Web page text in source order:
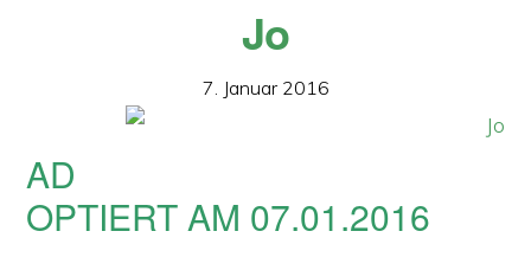
Jo
7. Januar 2016
AD
OPTIERT AM 07.01.2016